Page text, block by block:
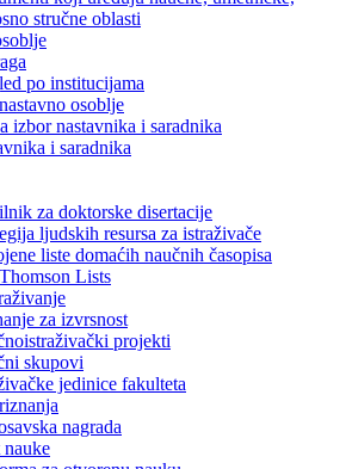
stručne oblasti
po institucijama
osoblje
izbor nastavnika i saradnika
i saradnika
za doktorske disertacije
ljudskih resursa za istraživače
liste domaćih naučnih časopisa
Lists
za izvrsnost
projekti
skupovi
jedinice fakulteta
nagrada